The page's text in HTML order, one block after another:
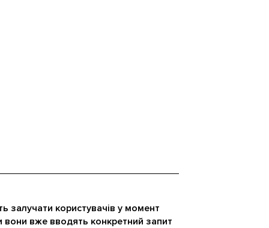
залучати користувачів у момент
вже вводять конкретний запит